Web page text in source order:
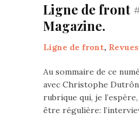
Ligne de front
Magazine.
Ligne de front, Revues
Au sommaire de ce
avec Christophe
rubrique qui, je
être régulière: